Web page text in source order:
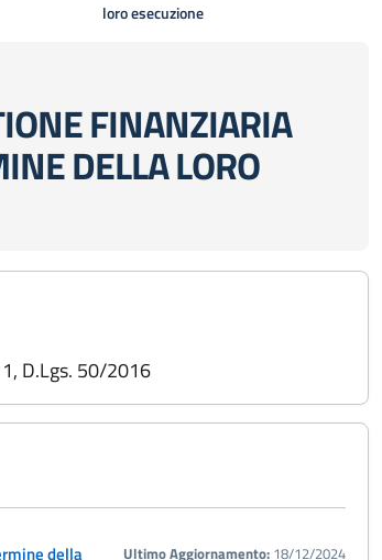
loro esecuzione
FINANZIARIA
DELLA LORO
D.Lgs. 50/2016
della
Ultimo Aggiornamento: 18/12/2024